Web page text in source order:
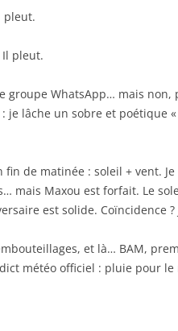
pleut.
Il pleut.
groupe WhatsApp… mais non,
je lâche un sobre et poétique
fin de matinée : soleil + vent.
mais Maxou est forfait. Le
est solide. Coïncidence
et là… BAM,
météo officiel : pluie pour